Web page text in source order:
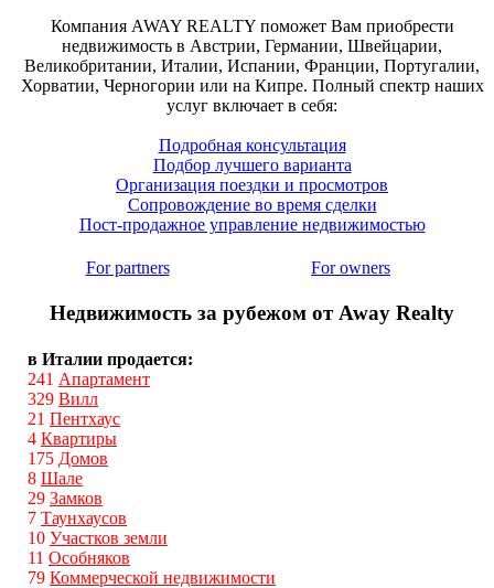
Компания AWAY REALTY поможет Вам приобрести
недвижимость в Австрии, Германии, Швейцарии,
Великобритании, Италии, Испании, Франции, Португалии,
Хорватии, Черногории или на Кипре. Полный спектр наших
услуг включает в себя:
Подробная консультация
Подбор лучшего варианта
Организация поездки и просмотров
Сопровождение во время сделки
Пост-продажное управление недвижимостью
For partners For owners
Недвижимость за рубежом от Away Realty
в Италии продается:
241 Апартамент
329 Вилл
21 Пентхаус
4 Квартиры
175 Домов
8 Шале
29 Замков
7 Таунхаусов
10 Участков земли
11 Особняков
79 Коммерческой недвижимости